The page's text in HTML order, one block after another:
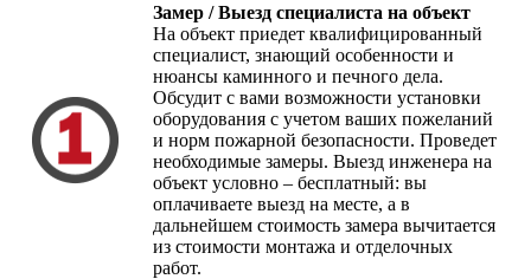
Замер / Выезд специалиста на объект
На объект приедет квалифицированный
специалист, знающий особенности и
нюансы каминного и печного дела.
Обсудит с вами возможности установки
оборудования с учетом ваших пожеланий
и норм пожарной безопасности. Проведет
необходимые замеры. Выезд инженера на
объект условно – бесплатный: вы
оплачиваете выезд на месте, а в
дальнейшем стоимость замера вычитается
из стоимости монтажа и отделочных
работ.